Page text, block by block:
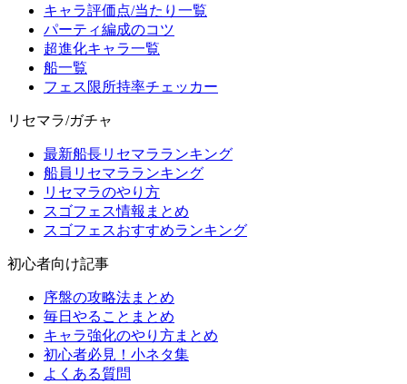
キャラ評価点/当たり一覧
パーティ編成のコツ
超進化キャラ一覧
船一覧
フェス限所持率チェッカー
リセマラ/ガチャ
最新船長リセマラランキング
船員リセマラランキング
リセマラのやり方
スゴフェス情報まとめ
スゴフェスおすすめランキング
初心者向け記事
序盤の攻略法まとめ
毎日やることまとめ
キャラ強化のやり方まとめ
初心者必見！小ネタ集
よくある質問